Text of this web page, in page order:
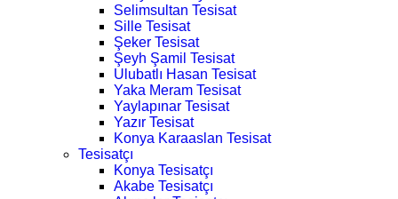
Selimsultan Tesisat
Sille Tesisat
Şeker Tesisat
Şeyh Şamil Tesisat
Ulubatlı Hasan Tesisat
Yaka Meram Tesisat
Yaylapınar Tesisat
Yazır Tesisat
Konya Karaaslan Tesisat
Tesisatçı
Konya Tesisatçı
Akabe Tesisatçı